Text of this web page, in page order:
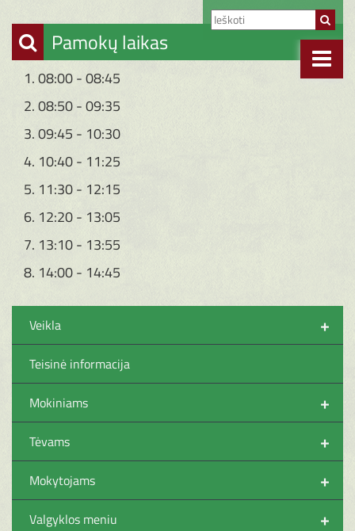
Pamokų laikas
1. 08:00 - 08:45
2. 08:50 - 09:35
3. 09:45 - 10:30
4. 10:40 - 11:25
5. 11:30 - 12:15
6. 12:20 - 13:05
7. 13:10 - 13:55
8. 14:00 - 14:45
+
Veikla
Teisinė informacija
+
Mokiniams
+
Tėvams
+
Mokytojams
+
Valgyklos meniu